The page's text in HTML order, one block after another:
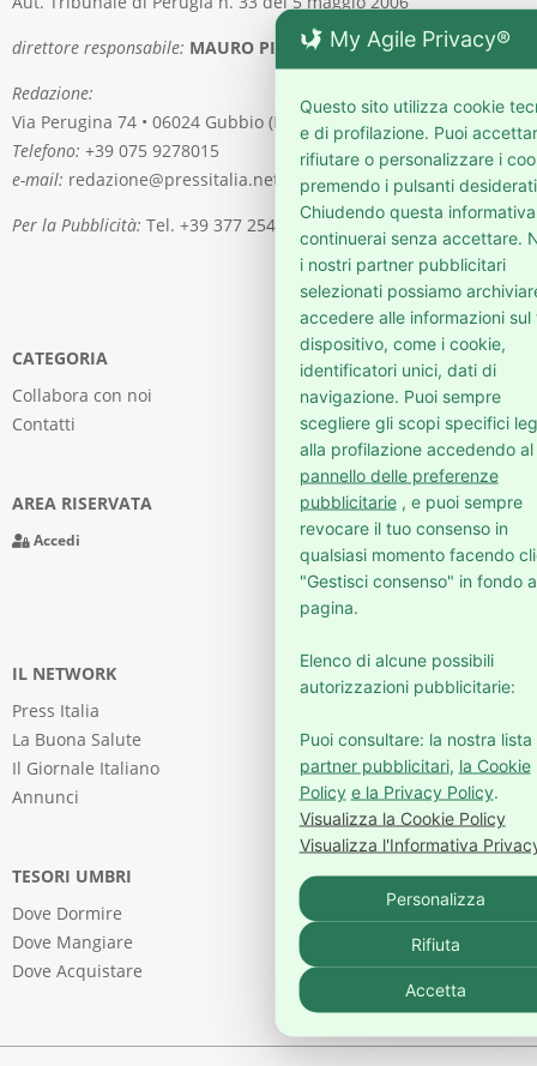
direttore responsabile: MAURO PIERGENTILI
Redazione:
Via Perugina 74 • 06024 Gubbio (PG)
Telefono: +39 075 9278015
e-mail: redazione@pressitalia.net
Per la Pubblicità: Tel. +39 377 2541976
CATEGORIA
Collabora con noi
Contatti
AREA RISERVATA
Accedi
IL NETWORK
Press Italia
La Buona Salute
Il Giornale Italiano
Annunci
TESORI UMBRI
Dove Dormire
Dove Mangiare
Dove Acquistare
My Agile Privacy®
Questo sito utilizza cookie
e di profilazione. Puoi
rifiutare o personalizzare i
premendo i pulsanti
Chiudendo questa informativa
continuerai senza accettare.
i nostri partner pubblicitari
selezionati possiamo
accedere alle informazioni sul
dispositivo, come i cookie,
identificatori unici, dati di
navigazione. Puoi sempre
scegliere gli scopi specifici
alla profilazione accedendo al
pannello delle preferenze
pubblicitarie, e puoi sempre
revocare il tuo consenso in
qualsiasi momento facendo
"Gestisci consenso" in fondo
pagina.
Elenco di alcune possibili
autorizzazioni pubblicitarie:
Puoi consultare: la nostra lista
partner pubblicitari, la Cookie
Policy e la Privacy Policy.
Visualizza la Cookie Policy
Visualizza l'Informativa
Personalizza
Rifiuta
Accetta